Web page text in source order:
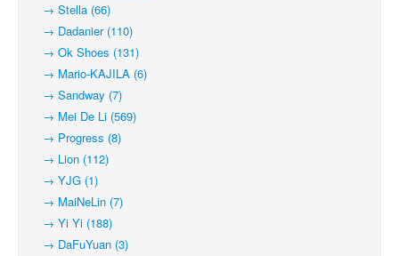
→ Stella (66)
→ Dadanier (110)
→ Ok Shoes (131)
→ Mario-KAJILA (6)
→ Sandway (7)
→ Mei De Li (569)
→ Progress (8)
→ Lion (112)
→ YJG (1)
→ MaiNeLin (7)
→ Yi Yi (188)
→ DaFuYuan (3)